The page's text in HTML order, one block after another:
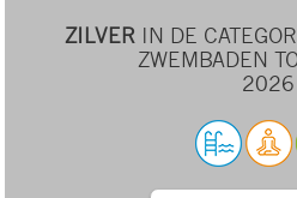
ZILVER IN DE
ZWEMBADEN
2026